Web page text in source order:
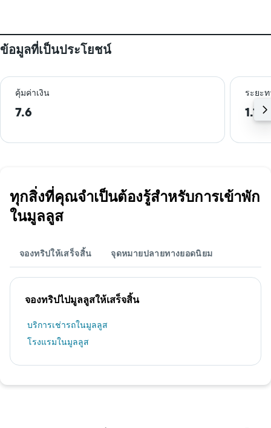
ข้อมูลที่เป็นประโยชน์
คุ้มค่าเงิน ระยะท
7.6 1.1
ทุกสิ่งที่คุณจำเป็นต้องรู้สำหรับการเข้าพัก
ในมูลลูส
จองทริปให้เสร็จสิ้น จุดหมายปลายทางยอดนิยม
จองทริปไปมูลลูสให้เสร็จสิ้น
บริการเช่ารถในมูลลูส
โรงแรมในมูลลูส